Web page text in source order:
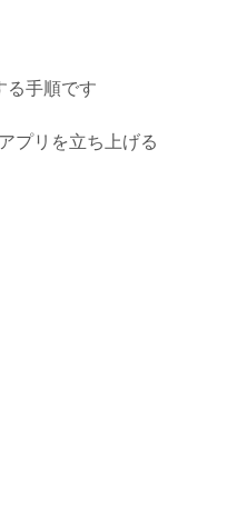
る手順です
プリを立ち上げる